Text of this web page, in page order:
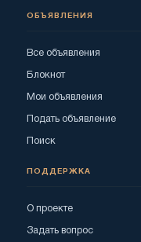
ОБЪЯВЛЕНИЯ
Все объявления
Блокнот
Мои объявления
Подать объявление
Поиск
ПОДДЕРЖКА
О проекте
Задать вопрос